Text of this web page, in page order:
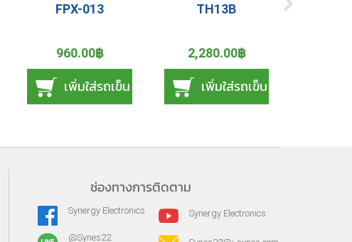
FPX-013
960.00฿
เพิ่มใส่รถเข็น
TH13B
2,280.00฿
เพิ่มใส่รถเข็น
ช่องทางการติดตาม
Synergy Electronics Synergy Electronics
@Synes22